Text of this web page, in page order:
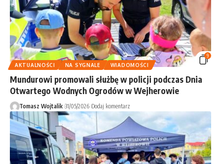
9
AKTUALNOŚCI
NA SYGNALE WIADOMOŚCI
Mundurowi promowali służbę w policji podczas Dnia
Otwartego Wodnych Ogrodów w Wejherowie
Tomasz Wojtalik 31/05/2026 Dodaj komentarz